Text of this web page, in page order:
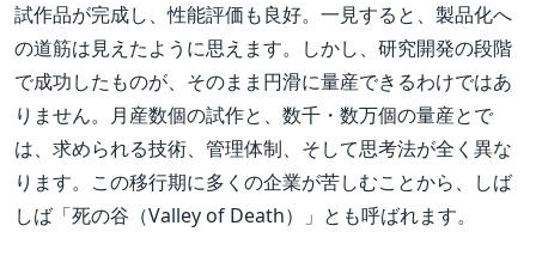
試作品が完成し、性能評価も良好。一見すると、製品化へ
の道筋は見えたように思えます。しかし、研究開発の段階
で成功したものが、そのまま円滑に量産できるわけではあ
りません。月産数個の試作と、数千・数万個の量産とで
は、求められる技術、管理体制、そして思考法が全く異な
ります。この移行期に多くの企業が苦しむことから、しば
しば「死の谷（Valley of Death）」とも呼ばれます。